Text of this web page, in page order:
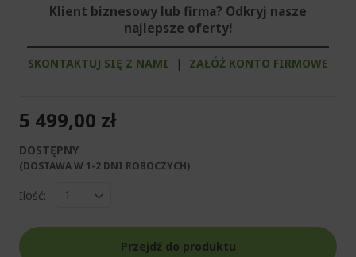
Klient biznesowy lub firma? Odkryj nasze
najlepsze oferty!
SKONTAKTUJ SIĘ Z NAMI | ZAŁÓŻ KONTO FIRMOWE
5 499,00 zł
DOSTĘPNY
(DOSTAWA W 1-2 DNI ROBOCZYCH)​
Ilość:
Przejdź do produktu